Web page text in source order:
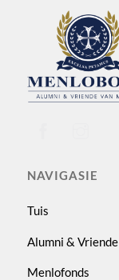
NAVIGASIE
Tuis
Alumni & Vriende
Menlofonds